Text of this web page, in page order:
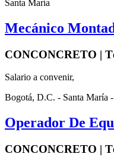
Santa María
Mecánico
CONCONCRETO |
Salario a convenir,
Bogotá, D.C. - Santa María
Operador De
CONCONCRETO |